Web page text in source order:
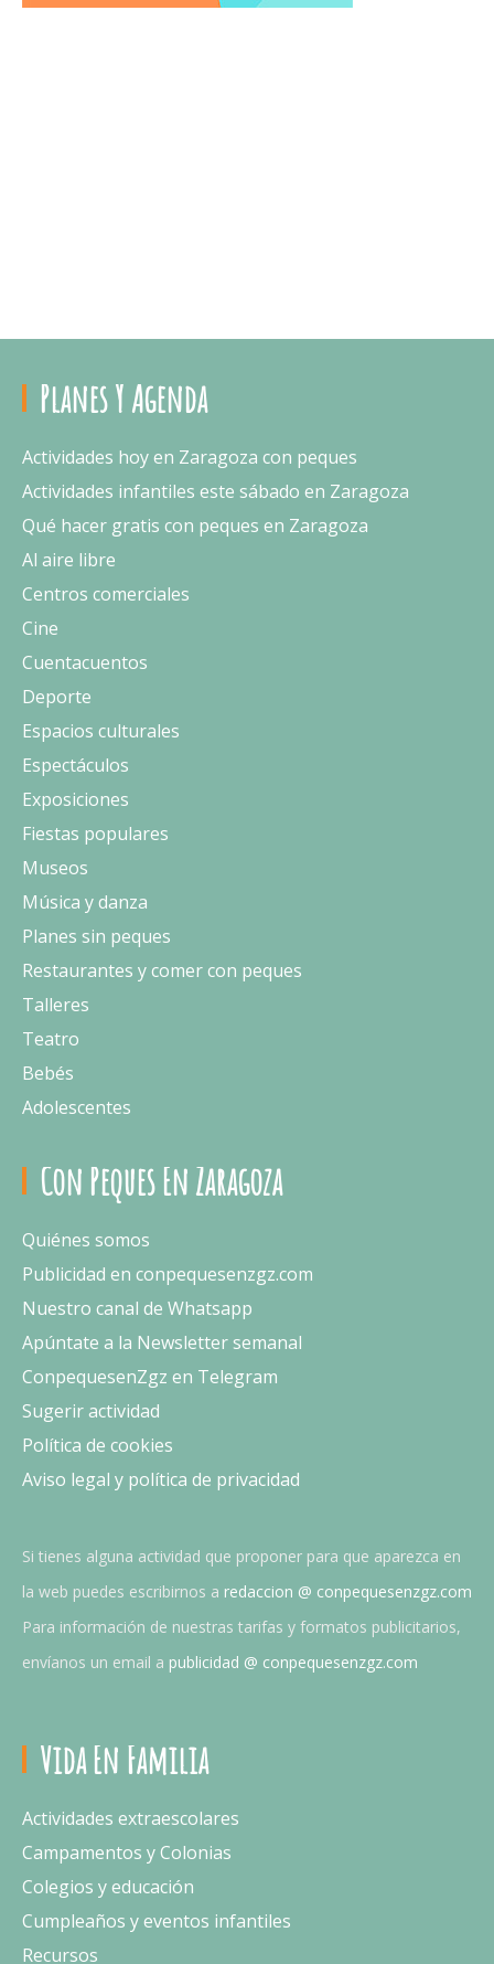
Planes Y Agenda
Actividades hoy en Zaragoza con peques
Actividades infantiles este sábado en Zaragoza
Qué hacer gratis con peques en Zaragoza
Al aire libre
Centros comerciales
Cine
Cuentacuentos
Deporte
Espacios culturales
Espectáculos
Exposiciones
Fiestas populares
Museos
Música y danza
Planes sin peques
Restaurantes y comer con peques
Talleres
Teatro
Bebés
Adolescentes
Con Peques En Zaragoza
Quiénes somos
Publicidad en conpequesenzgz.com
Nuestro canal de Whatsapp
Apúntate a la Newsletter semanal
ConpequesenZgz en Telegram
Sugerir actividad
Política de cookies
Aviso legal y política de privacidad
Si tienes alguna actividad que proponer para que aparezca en
la web puedes escribirnos a redaccion @ conpequesenzgz.com
Para información de nuestras tarifas y formatos publicitarios,
envíanos un email a publicidad @ conpequesenzgz.com
Vida En Familia
Actividades extraescolares
Campamentos y Colonias
Colegios y educación
Cumpleaños y eventos infantiles
Recursos